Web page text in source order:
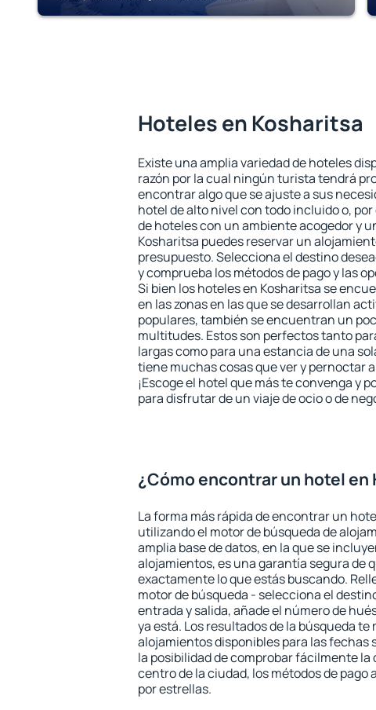
Hoteles en Kosharitsa
Existe una amplia variedad de hoteles
razón por la cual ningún turista tendrá
encontrar algo que se ajuste a sus
hotel de alto nivel con todo incluido o,
de hoteles con un ambiente acogedor y
Kosharitsa puedes reservar un
presupuesto. Selecciona el destino
y comprueba los métodos de pago y las
Si bien los hoteles en Kosharitsa se
en las zonas en las que se desarrollan
populares, también se encuentran un
multitudes. Estos son perfectos tanto
largas como para una estancia de una
tiene muchas cosas que ver y pernoctar
¡Escoge el hotel que más te convenga y
para disfrutar de un viaje de ocio o de
¿Cómo encontrar un hotel en
La forma más rápida de encontrar un
utilizando el motor de búsqueda de
amplia base de datos, en la que se
alojamientos, es una garantía segura de
exactamente lo que estás buscando.
motor de búsqueda - selecciona el
entrada y salida, añade el número de
ya está. Los resultados de la búsqueda te
alojamientos disponibles para las fechas
la posibilidad de comprobar fácilmente la
centro de la ciudad, los métodos de pago
por estrellas.